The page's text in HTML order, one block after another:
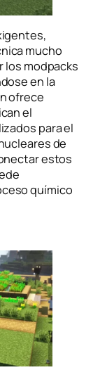
mucho
los modpacks
en la
ofrece
el
para el
de
estos
químico